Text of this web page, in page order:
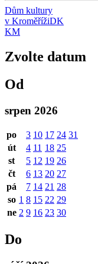
Dům kultury
v KroměřížiDK
KM
Zvolte datum
Od
srpen 2026
po 3 10 17 24 31
út
4 11 18 25
st
5 12 19 26
čt
6 13 20 27
pá
7 14 21 28
so 1 8 15 22 29
ne 2 9 16 23 30
Do